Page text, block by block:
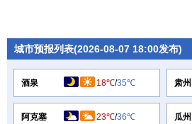
城市预报列表(2026-08-07 18:00发布)
酒泉 18℃/35℃ 肃州
阿克塞 23℃/36℃ 瓜州